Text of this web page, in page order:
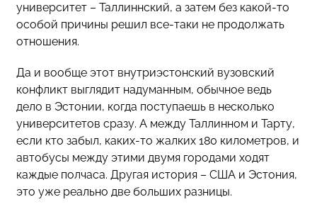
университет – Таллиннский, а затем без какой-то
особой причины решил все-таки не продолжать
отношения.
Да и вообще этот внутриэстонский вузовский
конфликт выглядит надуманным, обычное ведь
дело в Эстонии, когда поступаешь в несколько
университетов сразу. А между Таллинном и Тарту,
если кто забыл, каких-то жалких 180 километров, и
автобусы между этими двумя городами ходят
каждые полчаса. Другая история – США и Эстония,
это уже реально две больших разницы.